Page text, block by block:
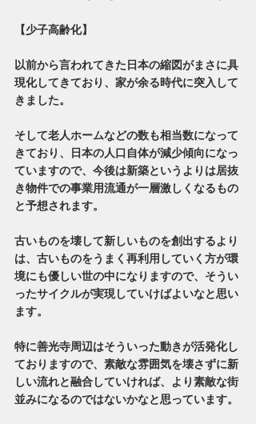
【少子高齢化】
以前から言われてきた日本の縮図がまさに具
現化してきており、家が余る時代に突入して
きました。
そして老人ホームなどの数も相当数になって
きており、日本の人口自体が減少傾向になっ
ていますので、今後は新築というよりは居抜
き物件での事業用流通が一層激しくなるもの
と予想されます。
古いものを壊して新しいものを創出するより
は、古いものをうまく再利用していく方が環
境にも優しい世の中になりますので、そうい
ったサイクルが実現していけばよいなと思い
ます。
特に善光寺周辺はそういった動きが活発化し
ておりますので、素敵な雰囲気を壊さずに新
しい流れと融合していければ、より素敵な街
並みになるのではないかなと思っています。